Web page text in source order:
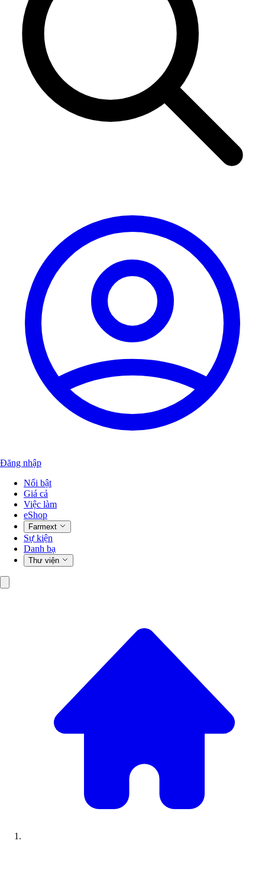
Đăng nhập
Nổi bật
Giá cả
Việc làm
eShop
Farmext
Sự kiện
Danh bạ
Thư viện